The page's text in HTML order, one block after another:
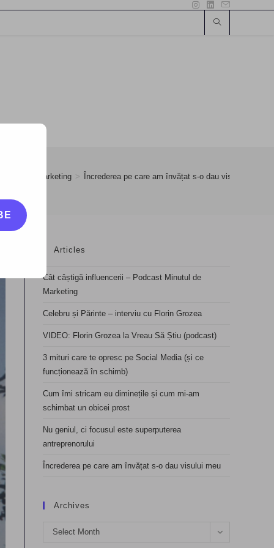
Influencer Marketing > Încrederea pe care am învățat s-o dau visului meu
Articles
Cât câștigă influencerii – Podcast Minutul de
Marketing
Celebru și Părinte – interviu cu Florin Grozea
VIDEO: Florin Grozea la Vreau Să Știu (podcast)
3 mituri care te opresc pe Social Media (și ce
funcționează în schimb)
Cum îmi stricam eu diminețile și cum mi-am
schimbat un obicei prost
Nu geniul, ci focusul este superputerea
antreprenorului
Încrederea pe care am învățat s-o dau visului meu
Archives
Archives
Select Month